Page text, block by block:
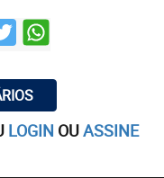
LOGIN OUASSINE